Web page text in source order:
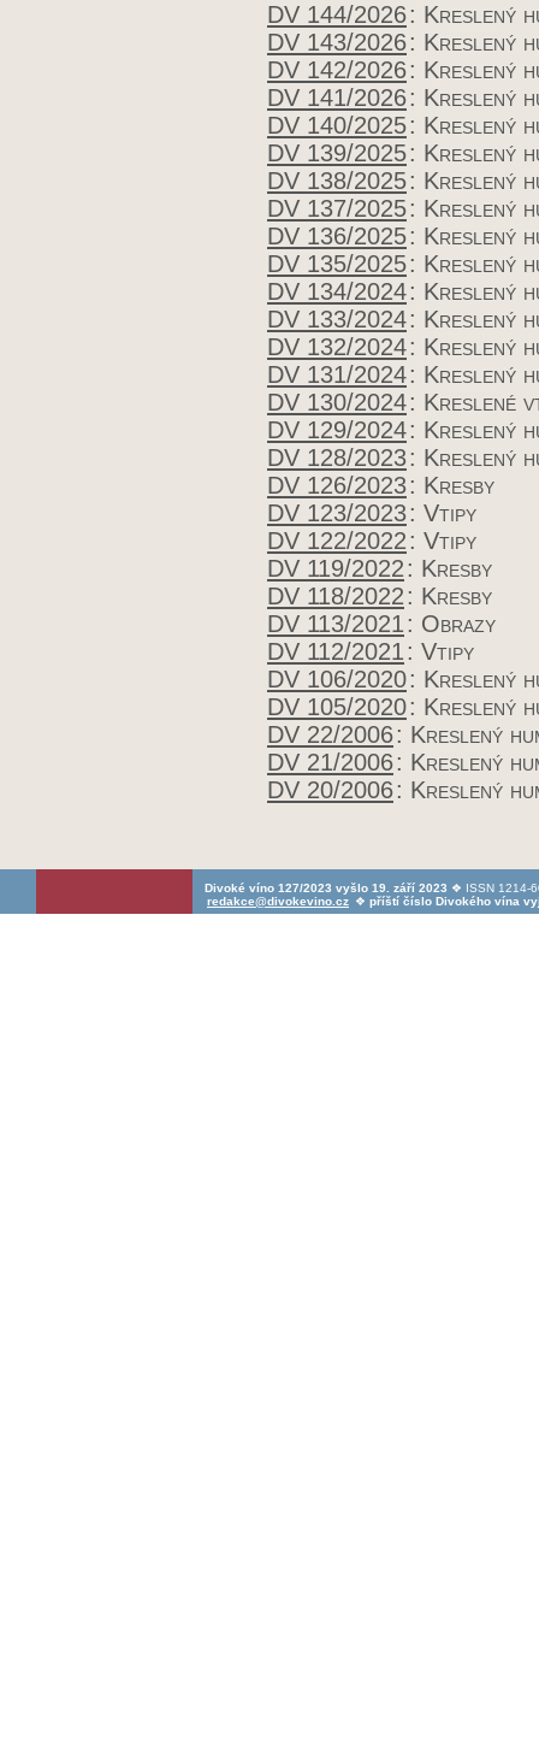
DV 144/2026: Kreslený
DV 143/2026: Kreslený
DV 142/2026: Kreslený
DV 141/2026: Kreslený
DV 140/2025: Kreslený
DV 139/2025: Kreslený
DV 138/2025: Kreslený
DV 137/2025: Kreslený
DV 136/2025: Kreslený
DV 135/2025: Kreslený
DV 134/2024: Kreslený
DV 133/2024: Kreslený
DV 132/2024: Kreslený
DV 131/2024: Kreslený
DV 130/2024: Kreslené
DV 129/2024: Kreslený
DV 128/2023: Kreslený
DV 126/2023: Kresby
DV 123/2023: Vtipy
DV 122/2022: Vtipy
DV 119/2022: Kresby
DV 118/2022: Kresby
DV 113/2021: Obrazy
DV 112/2021: Vtipy
DV 106/2020: Kreslený
DV 105/2020: Kreslený
DV 22/2006: Kreslený
DV 21/2006: Kreslený
DV 20/2006: Kreslený
Divoké víno 127/2023 vyšlo 19. září 2023 ❖ ISSN 1214-
redakce@divokevino.cz ❖ příští číslo Divokého vína